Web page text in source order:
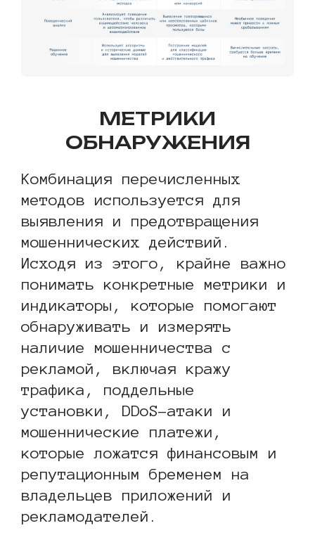
МЕТРИКИ
ОБНАРУЖЕНИЯ
Комбинация перечисленных
методов используется для
выявления и предотвращения
мошеннических действий.
Исходя из этого, крайне важно
понимать конкретные метрики и
индикаторы, которые помогают
обнаруживать и измерять
наличие мошенничества с
рекламой, включая кражу
трафика, поддельные
установки, DDoS-атаки и
мошеннические платежи,
которые ложатся финансовым и
репутационным бременем на
владельцев приложений и
рекламодателей.